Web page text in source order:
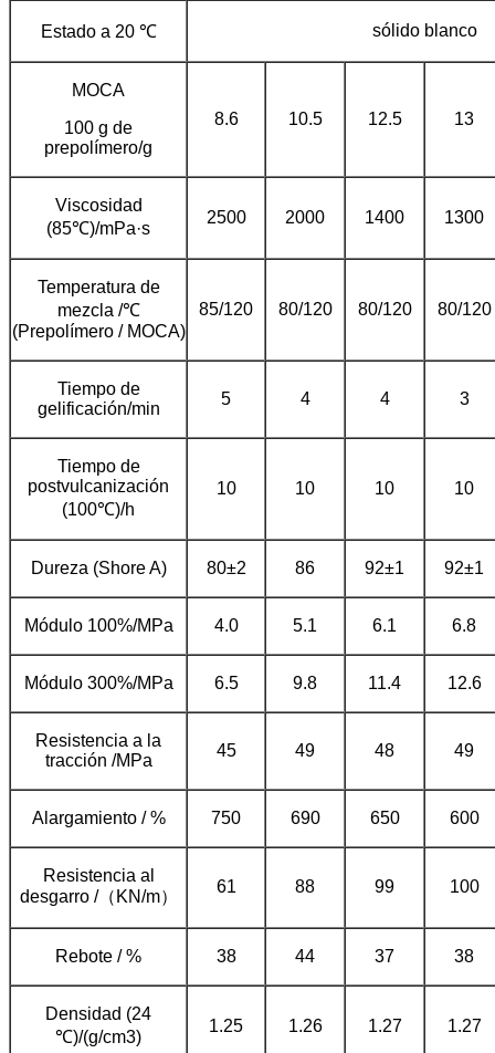
Estado a 20 ℃ sólido blanco
MOCA
100 g de
prepolímero/g
8.6 10.5 12.5 13
Viscosidad
(85℃)/mPa·s
2500 2000 1400 1300
Temperatura de
mezcla /℃
(Prepolímero / MOCA)
85/120 80/120 80/120 80/120
Tiempo de
gelificación/min
5 4 4 3
Tiempo de
postvulcanización
(100℃)/h
10 10 10 10
Dureza (Shore A) 80±2 86 92±1 92±1
Módulo 100%/MPa 4.0 5.1 6.1 6.8
Módulo 300%/MPa 6.5 9.8 11.4 12.6
Resistencia a la
tracción /MPa
45 49 48 49
Alargamiento / % 750 690 650 600
Resistencia al
desgarro /（KN/m）
61 88 99 100
Rebote / % 38 44 37 38
Densidad (24
℃)/(g/cm3)
1.25 1.26 1.27 1.27